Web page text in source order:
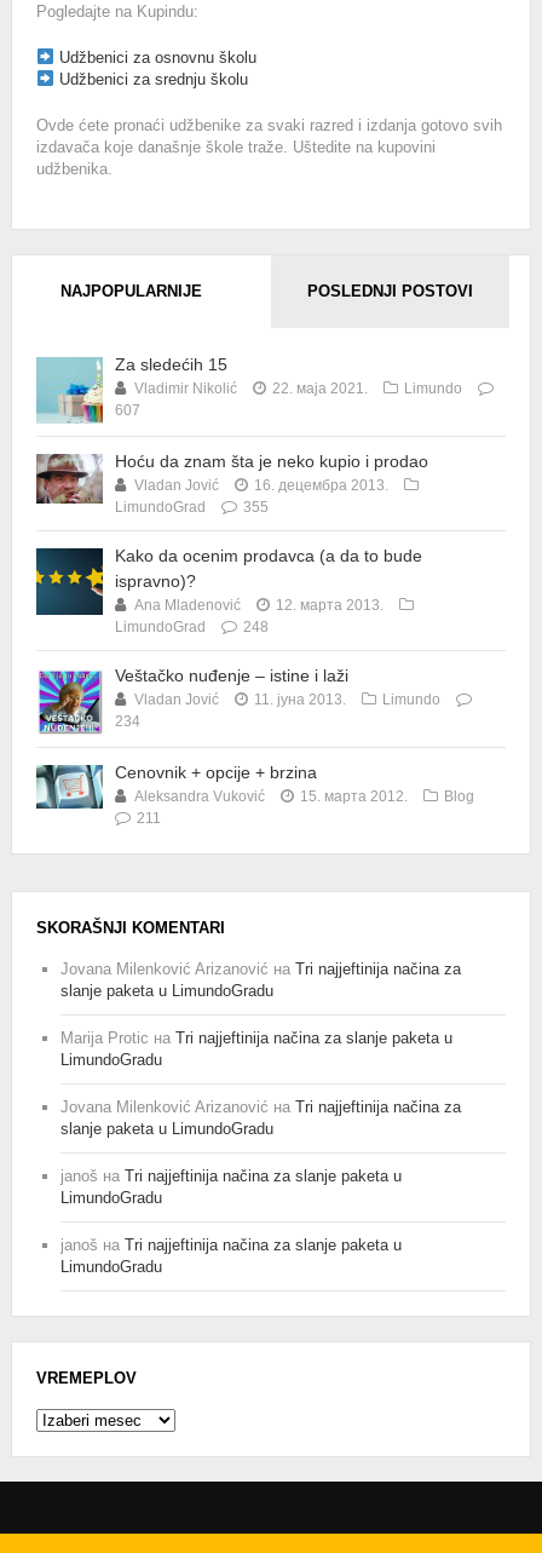
Pogledajte na Kupindu:
Udžbenici za osnovnu školu
Udžbenici za srednju školu
Ovde ćete pronaći udžbenike za svaki razred i izdanja gotovo svih
izdavača koje današnje škole traže. Uštedite na kupovini
udžbenika.
NAJPOPULARNIJE POSLEDNJI POSTOVI
Za sledećih 15
Vladimir Nikolić 22. маја 2021.
Limundo
607
Hoću da znam šta je neko kupio i prodao
Vladan Jović
16. децембра 2013.
LimundoGrad
355
Kako da ocenim prodavca (a da to bude
ispravno)?
Ana Mladenović
12. марта 2013.
LimundoGrad
248
Veštačko nuđenje – istine i laži
Vladan Jović 11. јуна 2013.
Limundo
234
Cenovnik + opcije + brzina
Aleksandra Vuković 15. марта 2012.
Blog
211
SKORAŠNJI KOMENTARI
Jovana Milenković Arizanović на Tri najjeftinija načina za
slanje paketa u LimundoGradu
Marija Protic на Tri najjeftinija načina za slanje paketa u
LimundoGradu
Jovana Milenković Arizanović на Tri najjeftinija načina za
slanje paketa u LimundoGradu
janoš на Tri najjeftinija načina za slanje paketa u
LimundoGradu
janoš на Tri najjeftinija načina za slanje paketa u
LimundoGradu
VREMEPLOV
Vremeplov